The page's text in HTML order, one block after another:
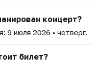
концерт?
9 июля 2026 • четверг.
билет?